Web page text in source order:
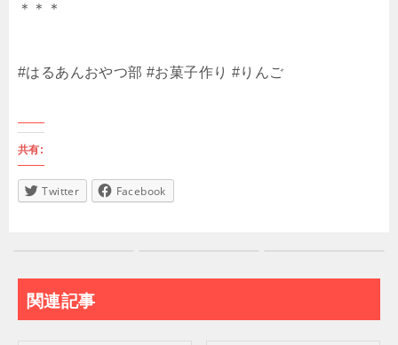
＊＊＊
#はるあんおやつ部 #お菓子作り #りんご
共有:
Twitter Facebook
関連記事